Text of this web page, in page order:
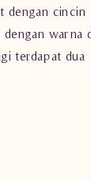
dengan cincin
warna
terdapat dua